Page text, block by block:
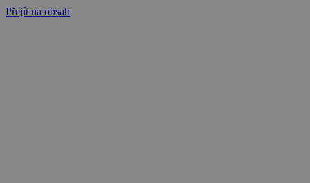
Přejít na obsah